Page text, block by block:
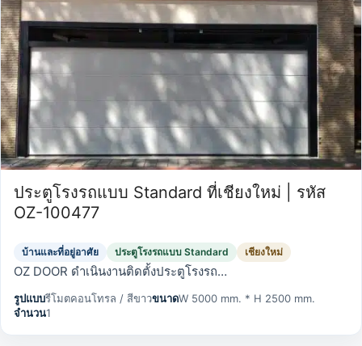
ประตูโรงรถแบบ Standard ที่เชียงใหม่ | รหัส
OZ-100477
บ้านและที่อยู่อาศัย ประตูโรงรถแบบ Standard เชียงใหม่
OZ DOOR ดำเนินงานติดตั้งประตูโรงรถ…
รูปแบบรีโมตคอนโทรล / สีขาวขนาดW 5000 mm. * H 2500 mm.
จำนวน1